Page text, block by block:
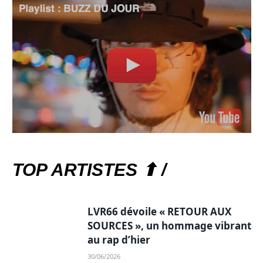
TOP ARTISTES ⬆ /
LVR66 dévoile « RETOUR AUX
SOURCES », un hommage vibrant
au rap d’hier
30/06/2026